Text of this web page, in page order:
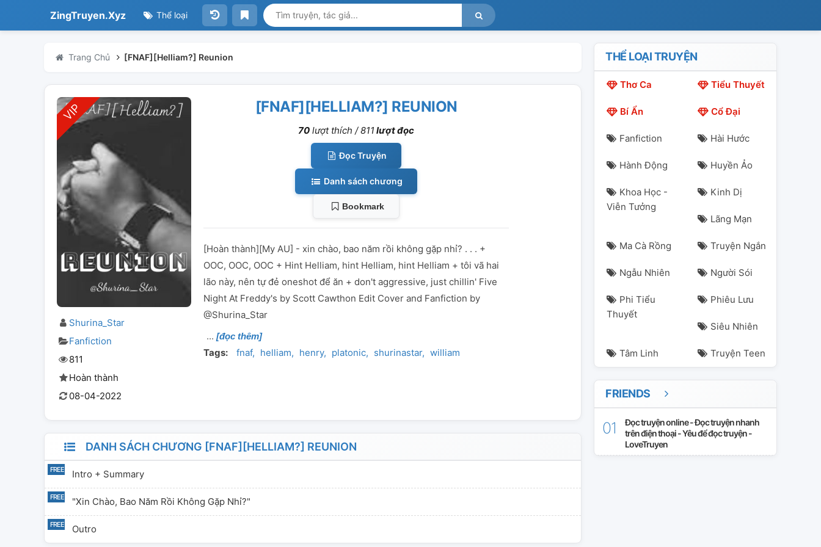
ZingTruyen.Xyz Thể loại
Trang Chủ [FNAF][Helliam?] Reunion
Shurina_Star
Fanfiction
811
Hoàn thành
08-04-2022
[FNAF][HELLIAM?] REUNION
70 lượt thích /811 lượt đọc
Đọc Truyện
Danh sách chương
Bookmark
[Hoàn thành][My AU] - xin chào, bao năm rồi không gặp nhỉ? . . . +
OOC, OOC, OOC + Hint Helliam, hint Helliam, hint Helliam + tôi vã hai
lão này, nên tự đẻ oneshot để ăn + don't aggressive, just chillin' Five
Night At Freddy's by Scott Cawthon Edit Cover and Fanfiction by
@Shurina_Star
[đọc thêm]
Tags: fnaf helliam henry platonic shurinastar william
DANH SÁCH CHƯƠNG [FNAF][HELLIAM?] REUNION
Intro + Summary
"xin Chào, Bao Năm Rồi Không Gặp Nhỉ?"
Outro
THỂ LOẠI TRUYỆN
Thơ Ca Tiểu Thuyết
Bí Ẩn Cổ Đại
Fanfiction Hài Hước
Hành Động Huyền Ảo
Khoa Học -
Viễn Tưởng
Kinh Dị
Lãng Mạn
Ma Cà Rồng Truyện Ngắn
Ngẫu Nhiên Người Sói
Phi Tiểu
Thuyết
Phiêu Lưu
Siêu Nhiên
Tâm Linh Truyện Teen
FRIENDS
Đọc truyện online - Đọc truyện nhanh
trên điện thoại - Yêu để đọc truyện -
LoveTruyen